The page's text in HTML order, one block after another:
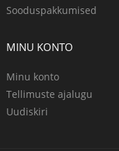
Sooduspakkumised
MINU KONTO
Minu konto
Tellimuste ajalugu
Uudiskiri